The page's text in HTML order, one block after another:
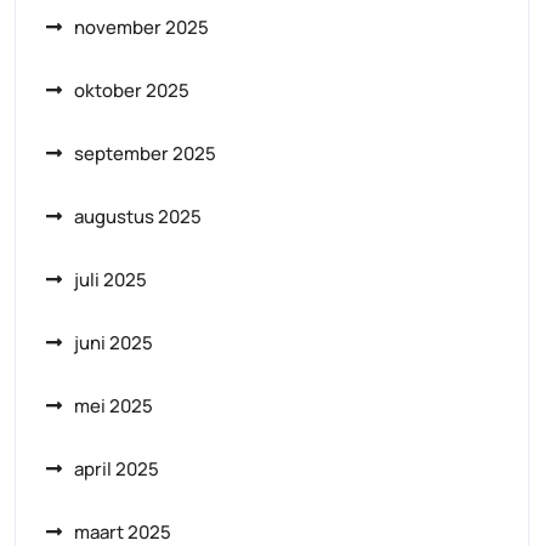
november 2025
oktober 2025
september 2025
augustus 2025
juli 2025
juni 2025
mei 2025
april 2025
maart 2025